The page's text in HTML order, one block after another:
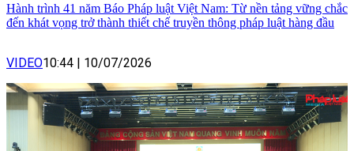
Hành trình 41 năm Báo Pháp luật Việt Nam: Từ nền tảng vững chắc
đến khát vọng trở thành thiết chế truyền thông pháp luật hàng đầu
VIDEO10:44 | 10/07/2026